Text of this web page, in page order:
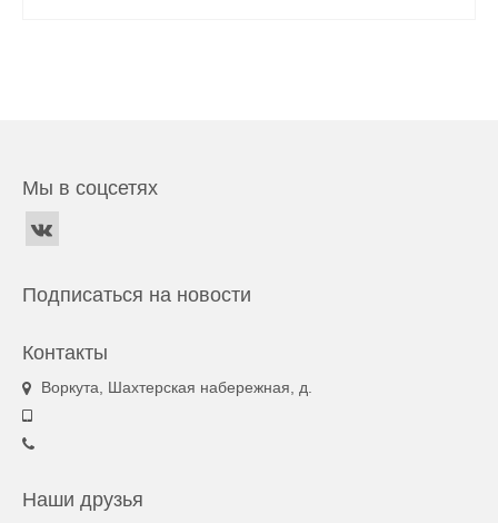
Мы в соцсетях
Подписаться на новости
Контакты
Воркута, Шахтерская набережная, д.
Наши друзья